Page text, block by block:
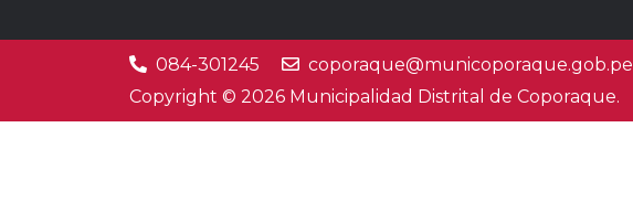
084-301245
coporaque@municoporaque.gob.pe
Copyright © 2026 Municipalidad Distrital de Coporaque.